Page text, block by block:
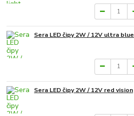
Sera LED čipy 2W / 12V ultra blue
Sera LED čipy 2W / 12V red vision